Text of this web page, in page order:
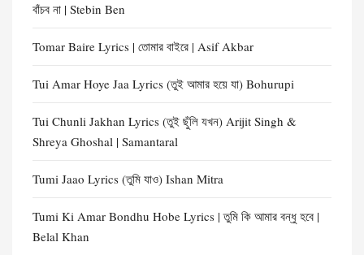
বাঁচব না | Stebin Ben
Tomar Baire Lyrics | তোমার বাইরে | Asif Akbar
Tui Amar Hoye Jaa Lyrics (তুই আমার হয়ে যা) Bohurupi
Tui Chunli Jakhan Lyrics (তুই ছুঁলি যখন) Arijit Singh &
Shreya Ghoshal | Samantaral
Tumi Jaao Lyrics (তুমি যাও) Ishan Mitra
Tumi Ki Amar Bondhu Hobe Lyrics | তুমি কি আমার বন্ধু হবে |
Belal Khan